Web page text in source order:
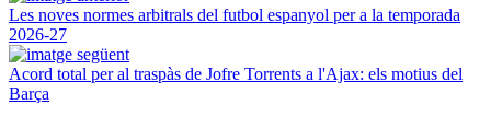
Les noves normes arbitrals del futbol espanyol per a la temporada
2026-27
Acord total per al traspàs de Jofre Torrents a l'Ajax: els motius del
Barça